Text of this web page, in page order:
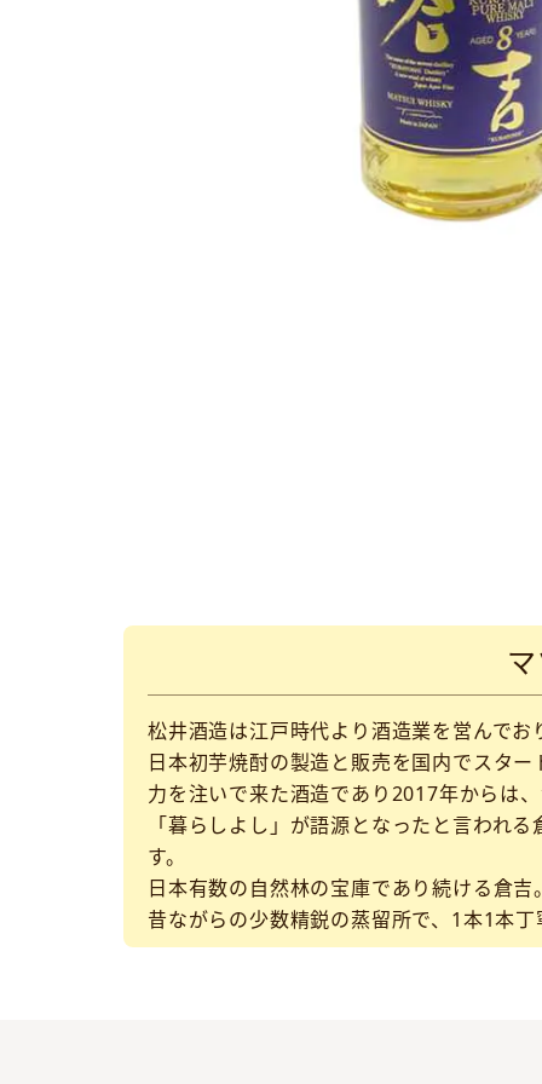
松井酒造は江戸時代より酒造業を営んで
日本初芋焼酎の製造と販売を国内でスタ
力を注いで来た酒造であり2017年からは
「暮らしよし」が語源となったと言われ
す。
日本有数の自然林の宝庫であり続ける倉
昔ながらの少数精鋭の蒸留所で、1本1本